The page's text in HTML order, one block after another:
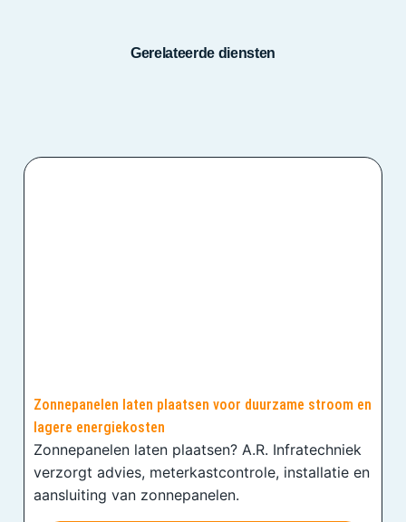
Gerelateerde diensten
Zonnepanelen laten plaatsen voor duurzame stroom en
lagere energiekosten
Zonnepanelen laten plaatsen? A.R. Infratechniek
verzorgt advies, meterkastcontrole, installatie en
aansluiting van zonnepanelen.